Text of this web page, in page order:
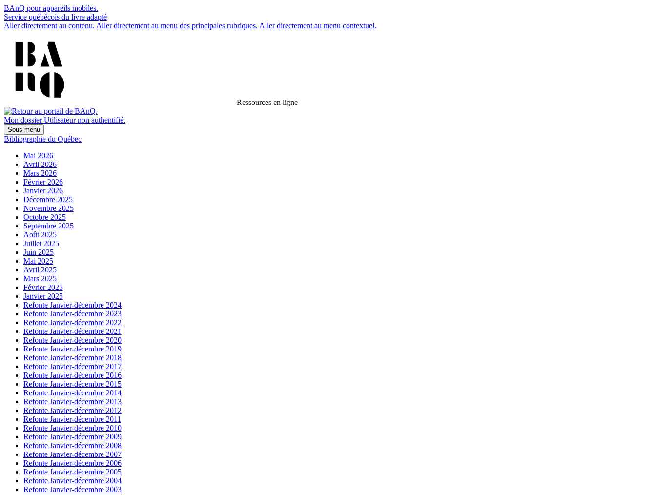
BAnQ pour appareils mobiles.
Service québécois du livre adapté
Aller directement au contenu. Aller directement au menu des principales rubriques. Aller directement au menu contextuel.
Ressources en ligne
Mon dossier Utilisateur non authentifié.
Sous-menu
Bibliographie du Québec
Mai 2026
Avril 2026
Mars 2026
Février 2026
Janvier 2026
Décembre 2025
Novembre 2025
Octobre 2025
Septembre 2025
Août 2025
Juillet 2025
Juin 2025
Mai 2025
Avril 2025
Mars 2025
Février 2025
Janvier 2025
Refonte Janvier-décembre 2024
Refonte Janvier-décembre 2023
Refonte Janvier-décembre 2022
Refonte Janvier-décembre 2021
Refonte Janvier-décembre 2020
Refonte Janvier-décembre 2019
Refonte Janvier-décembre 2018
Refonte Janvier-décembre 2017
Refonte Janvier-décembre 2016
Refonte Janvier-décembre 2015
Refonte Janvier-décembre 2014
Refonte Janvier-décembre 2013
Refonte Janvier-décembre 2012
Refonte Janvier-décembre 2011
Refonte Janvier-décembre 2010
Refonte Janvier-décembre 2009
Refonte Janvier-décembre 2008
Refonte Janvier-décembre 2007
Refonte Janvier-décembre 2006
Refonte Janvier-décembre 2005
Refonte Janvier-décembre 2004
Refonte Janvier-décembre 2003